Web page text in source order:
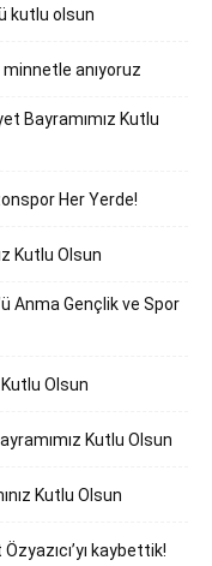
kutlu olsun
anıyoruz
Bayramımız Kutlu
Her Yerde!
Kutlu Olsun
Anma Gençlik ve Spor
Olsun
Kutlu Olsun
Kutlu Olsun
kaybettik!